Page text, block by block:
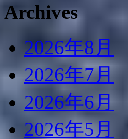
Archives
2026年8月
2026年7月
2026年6月
2026年5月